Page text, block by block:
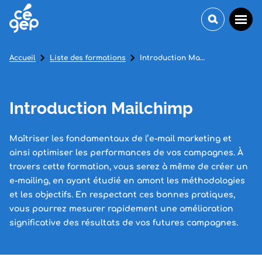
Introduction Mailchimp
Maîtriser les fondamentaux de l’e-mail marketing et
ainsi optimiser les performances de vos campagnes. À
travers cette formation, vous serez à même de créer un
e-mailing, en ayant étudié en amont les méthodologies
et les objectifs. En respectant ces bonnes pratiques,
vous pourrez mesurer rapidement une amélioration
significative des résultats de vos futures campagnes.
Accueil Liste des formations Introduction Mailchimp